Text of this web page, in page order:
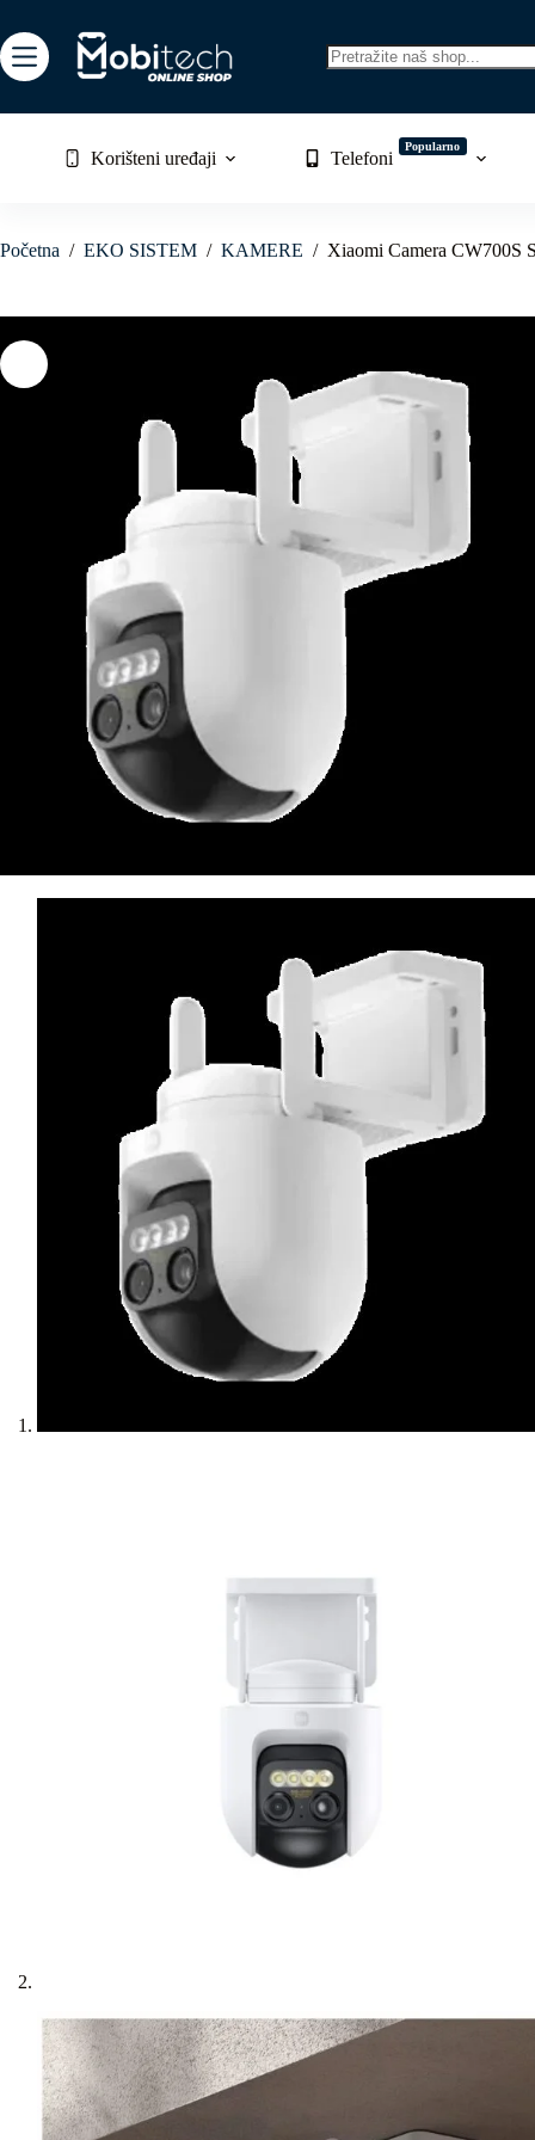
to
content
Korišteni uređaji Telefoni
Popularno
Početna / EKO SISTEM / KAMERE / Xiaomi Camera CW700S